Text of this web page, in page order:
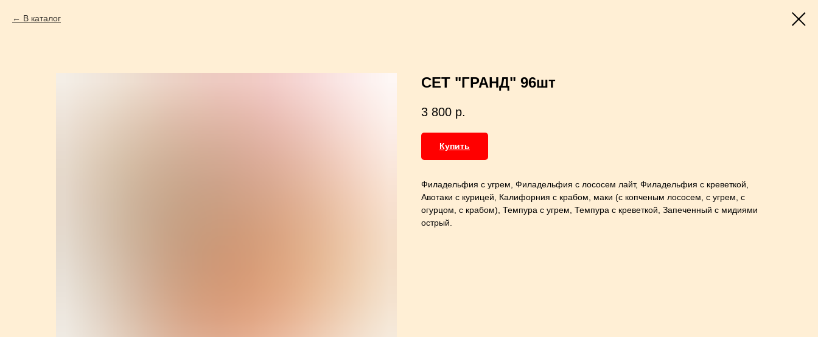
В каталог
СЕТ "ГРАНД" 96шт
3 800 р.
Купить
Филадельфия с угрем, Филадельфия с лососем лайт, Филадельфия с креветкой,
Авотаки с курицей, Калифорния с крабом, маки (с копченым лососем, с угрем, с
огурцом, с крабом), Темпура с угрем, Темпура с креветкой, Запеченный с мидиями
острый.